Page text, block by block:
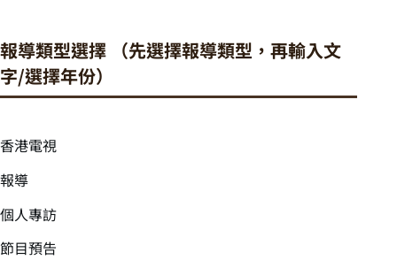
報導類型選擇 （先選擇報導類型，再輸入文
字/選擇年份）
香港電視
報導
個人專訪
節目預告